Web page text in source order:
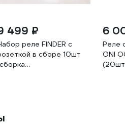
499 ₽
реле FINDER c
в сборе 10шт
питание 24В DC;
6
Реле
ONI